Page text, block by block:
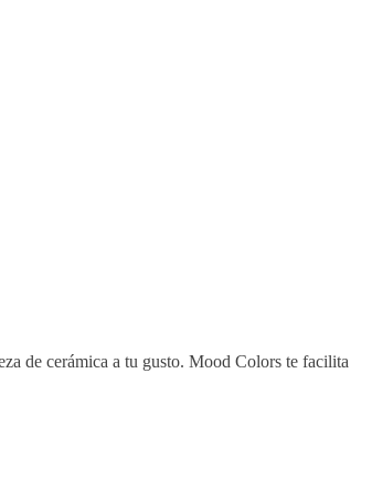
de cerámica a tu gusto. Mood Colors te facilita